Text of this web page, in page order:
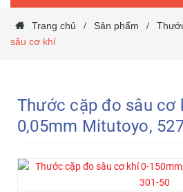
Trang chủ / Sản phẩm /
sâu cơ khí
Thước cặp đo sâu cơ
0,05mm Mitutoyo,